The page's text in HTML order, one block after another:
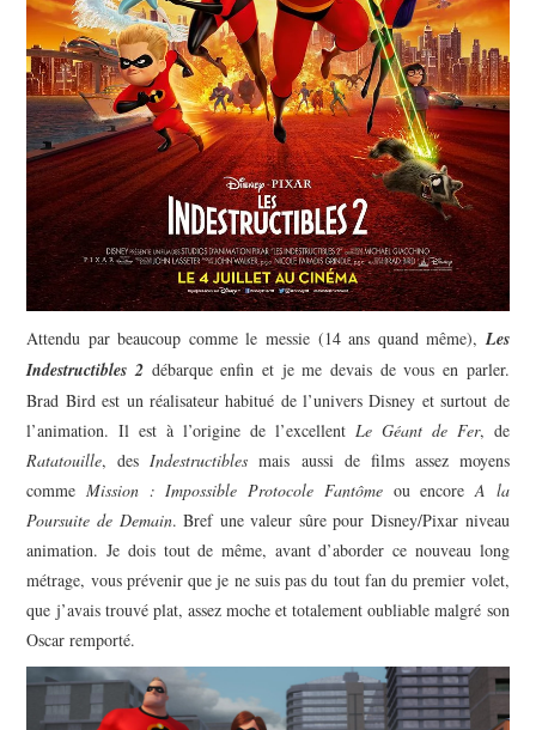
Attendu par beaucoup comme le messie (14 ans quand même), Les
Indestructibles 2 débarque enfin et je me devais de vous en parler.
Brad Bird est un réalisateur habitué de l’univers Disney et surtout de
l’animation. Il est à l’origine de l’excellent Le Géant de Fer, de
Ratatouille, des Indestructibles mais aussi de films assez moyens
commeMission : Impossible Protocole Fantômeou encore A la
Poursuite de Demain. Bref une valeur sûre pour Disney/Pixar niveau
animation. Je dois tout de même, avant d’aborder ce nouveau long
métrage, vous prévenir que je ne suis pas du tout fan du premier volet,
que j’avais trouvé plat, assez moche et totalement oubliable malgré son
Oscar remporté.